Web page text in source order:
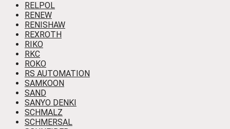
RELPOL
RENEW
RENISHAW
REXROTH
RIKO
RKC
ROKO
RS AUTOMATION
SAMKOON
SAND
SANYO DENKI
SCHMALZ
SCHMERSAL